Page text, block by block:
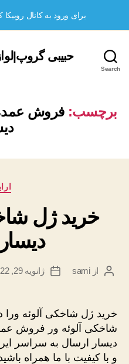
Search
حبیبی
برچسب: فروش عمده
خرید ژل
نویسندهٔ
ازsami
تاریخژانویه 29, 2022
خرید ژل شاخکی آلوئه ورا
شاخکی آلوئه ور فروش
دیسار ارسال به سراسر
و با کیفیت با ما همراه
برای ورود به کانال روبیکا